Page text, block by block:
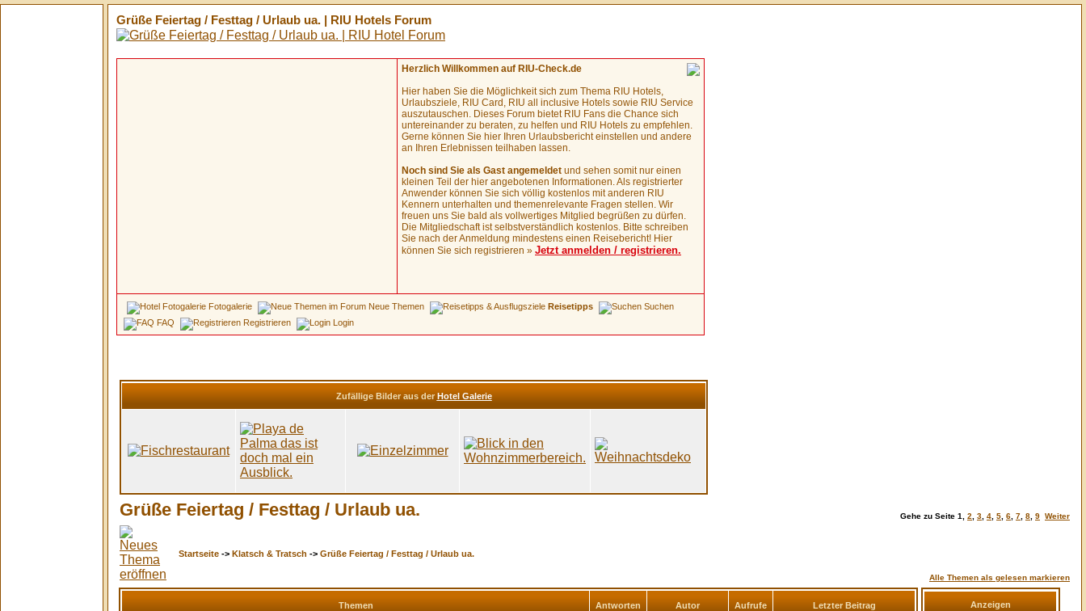
Grüße Feiertag / Festtag / Urlaub ua. | RIU Hotels Forum
Herzlich Willkommen auf RIU-Check.de
Hier haben Sie die Möglichkeit sich zum Thema RIU Hotels,
Urlaubsziele, RIU Card, RIU all inclusive Hotels sowie RIU Service
auszutauschen. Dieses Forum bietet RIU Fans die Chance sich
untereinander zu beraten, zu helfen und RIU Hotels zu empfehlen.
Gerne können Sie hier Ihren Urlaubsbericht einstellen und andere
an Ihren Erlebnissen teilhaben lassen.
Noch sind Sie als Gast angemeldet und sehen somit nur einen
kleinen Teil der hier angebotenen Informationen. Als registrierter
Anwender können Sie sich völlig kostenlos mit anderen RIU
Kennern unterhalten und themenrelevante Fragen stellen. Wir
freuen uns Sie bald als vollwertiges Mitglied begrüßen zu dürfen.
Die Mitgliedschaft ist selbstverständlich kostenlos. Bitte schreiben
Sie nach der Anmeldung mindestens einen Reisebericht! Hier
können Sie sich registrieren » Jetzt anmelden / registrieren.
Fotogalerie Neue Themen Reisetipps
Suchen
FAQ
Registrieren Login
Zufällige Bilder aus der Hotel Galerie
Grüße Feiertag / Festtag / Urlaub ua. Gehe zu Seite 1 2 3 4 5 6 7 8 9 Weiter
Startseite -> Klatsch & Tratsch -> Grüße Feiertag / Festtag / Urlaub ua.
Alle Themen als gelesen markieren
Themen Antworten Autor Aufrufe Letzter Beitrag Anzeigen